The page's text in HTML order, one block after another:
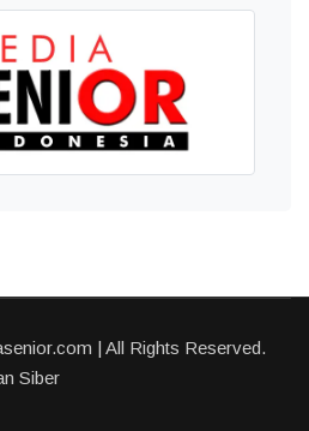
| All Rights Reserved.
Siber